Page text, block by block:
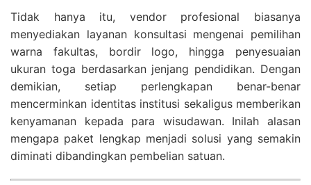
Tidak hanya itu, vendor profesional biasanya
menyediakan layanan konsultasi mengenai pemilihan
warna fakultas, bordir logo, hingga penyesuaian
ukuran toga berdasarkan jenjang pendidikan. Dengan
demikian, setiap perlengkapan benar-benar
mencerminkan identitas institusi sekaligus memberikan
kenyamanan kepada para wisudawan. Inilah alasan
mengapa paket lengkap menjadi solusi yang semakin
diminati dibandingkan pembelian satuan.